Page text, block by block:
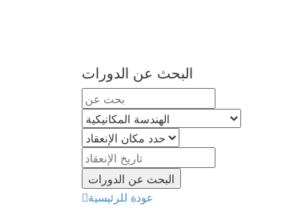
البحث عن الدورات
عودة للرئيسية